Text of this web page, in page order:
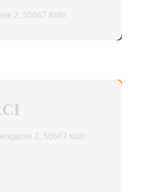
2, 50667 Köln
2, 50667 Köln